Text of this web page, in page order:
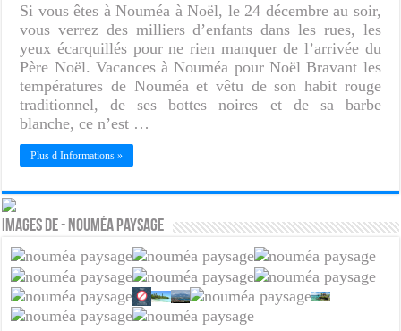
Si vous êtes à Nouméa à Noël, le 24 décembre au soir,
vous verrez des milliers d’enfants dans les rues, les
yeux écarquillés pour ne rien manquer de l’arrivée du
Père Noël. Vacances à Nouméa pour Noël Bravant les
températures de Nouméa et vêtu de son habit rouge
traditionnel, de ses bottes noires et de sa barbe
blanche, ce n’est …
Plus d Informations »
Images de - Nouméa paysage